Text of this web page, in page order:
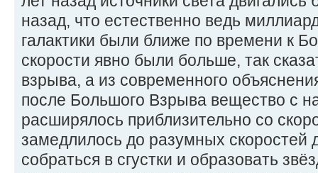
назад, что естественно ведь
галактики были ближе по времени к
скорости явно были больше, так
взрыва, а из современного
после Большого Взрыва вещество с
расширялось приблизительно со
замедлилось до разумных скоростей
собраться в сгустки и образовать